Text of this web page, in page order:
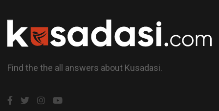
Find the the all answers about Kusadasi.